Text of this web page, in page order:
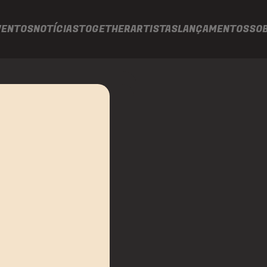
NOTÍCIASTOGETHERARTISTASLANÇAMENTOS